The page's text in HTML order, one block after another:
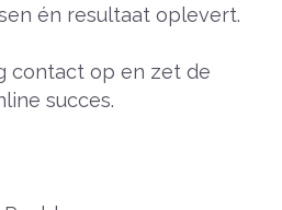
én resultaat oplevert.
contact op en zet de
succes.